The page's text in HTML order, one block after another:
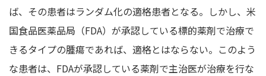
ば、その患者はランダム化の適格患者となる。しかし、米
国食品医薬品局（FDA）が承認している標的薬剤で治療で
きるタイプの腫瘍であれば、適格とはならない。このよう
な患者は、FDAが承認している薬剤で主治医が治療を行な